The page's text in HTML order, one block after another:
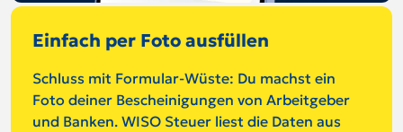
Einfach per Foto ausfüllen
Schluss mit Formular-Wüste: Du machst ein
Foto deiner Bescheinigungen von Arbeitgeber
und Banken. WISO Steuer liest die Daten aus